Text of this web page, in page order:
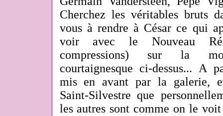
Cherchez les véritables bruts
vous à rendre à César ce qui
voir avec le Nouveau
compressions) sur la
courtaignesque ci-dessus... A
mis en avant par la galerie,
Saint-Silvestre que
les autres sont comme on le